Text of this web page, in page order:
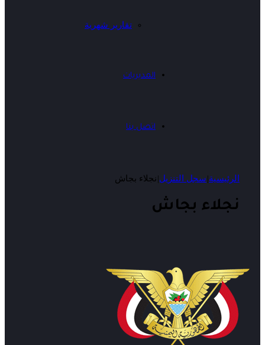
تقارير شهرية
المديريات
اتصل بنا
الرئيسية|سجل التنزيل|نجلاء بجاش
نجلاء بجاش